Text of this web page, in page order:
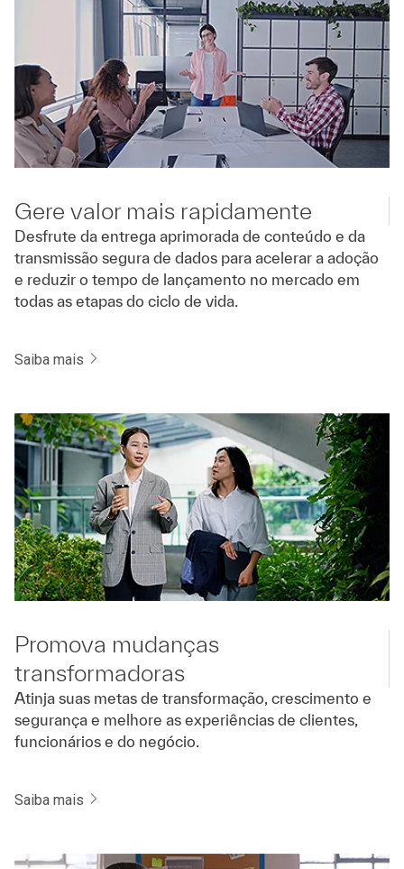
Gere valor mais rapidamente
Desfrute da entrega aprimorada de conteúdo e da
transmissão segura de dados para acelerar a adoção
e reduzir o tempo de lançamento no mercado em
todas as etapas do ciclo de vida.
Saiba mais
Promova mudanças
transformadoras
Atinja suas metas de transformação, crescimento e
segurança e melhore as experiências de clientes,
funcionários e do negócio.
Saiba mais